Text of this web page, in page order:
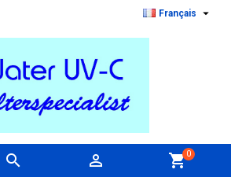
Français 
  shopping_cart0